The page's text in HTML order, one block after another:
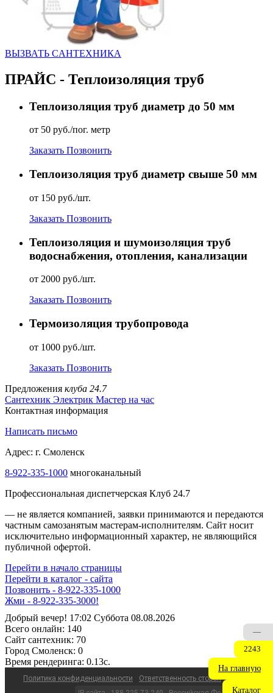
ВЫЗВАТЬ CАНТЕХНИКА
ПРАЙС - Теплоизоляция труб
Теплоизоляция труб диаметр до 50 мм
от 50 руб./пог. метр
Заказать Позвонить
Теплоизоляция труб диаметр свыше 50 мм
от 150 руб./шт.
Заказать Позвонить
Теплоизоляция и шумоизоляция труб
водоснабжения, отопления, канализации
от 2000 руб./шт.
Заказать Позвонить
Термоизоляция трубопровода
от 1000 руб./шт.
Заказать Позвонить
Предложения клуба 24.7
Сантехник Электрик Мастер на час
Контактная информация
Написать письмо
Адрес: г. Смоленск
8-922-335-1000 многоканальный
Профессиональная диспетчерская Клуб 24.7
— не является компанией, заявки принимаются и передаются
частным самозанятым мастерам‑исполнителям. Сайт носит
исключительно информационный характер, не являющийся
публичной офертой.
Перейти в начало страницы
Перейти в каталог - сайта
Позвонить - 8-922-335-1000
Жми - 8-922-335-3000!
Добрый вечер! 17:02 Суббота 08.08.2026
Всего онлайн: 140
Сайт cантехник: 70
Город Смоленск: 0
Время рендеринга: 0.13c.
Политика конфиденциальности
Ответственность сторон
—
2243
На главную
Каталог